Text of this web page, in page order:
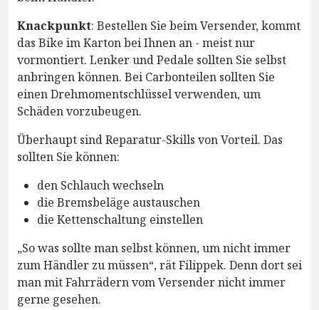
Knackpunkt: Bestellen Sie beim Versender, kommt
das Bike im Karton bei Ihnen an - meist nur
vormontiert. Lenker und Pedale sollten Sie selbst
anbringen können. Bei Carbonteilen sollten Sie
einen Drehmomentschlüssel verwenden, um
Schäden vorzubeugen.
Überhaupt sind Reparatur-Skills von Vorteil. Das
sollten Sie können:
den Schlauch wechseln
die Bremsbeläge austauschen
die Kettenschaltung einstellen
„So was sollte man selbst können, um nicht immer
zum Händler zu müssen“, rät Filippek. Denn dort sei
man mit Fahrrädern vom Versender nicht immer
gerne gesehen.